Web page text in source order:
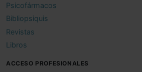
Psicofármacos
Bibliopsiquis
Revistas
Libros
ACCESO PROFESIONALES